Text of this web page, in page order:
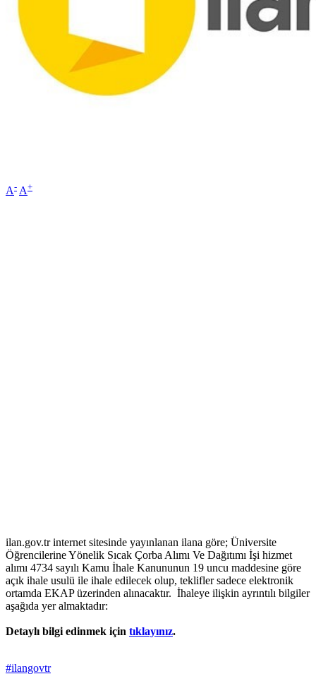
A- A+
ilan.gov.tr internet sitesinde yayınlanan ilana göre; Üniversite
Öğrencilerine Yönelik Sıcak Çorba Alımı Ve Dağıtımı İşi hizmet
alımı 4734 sayılı Kamu İhale Kanununun 19 uncu maddesine göre
açık ihale usulü ile ihale edilecek olup, teklifler sadece elektronik
ortamda EKAP üzerinden alınacaktır. İhaleye ilişkin ayrıntılı bilgiler
aşağıda yer almaktadır:
Detaylı bilgi edinmek için tıklayınız.
#ilangovtr